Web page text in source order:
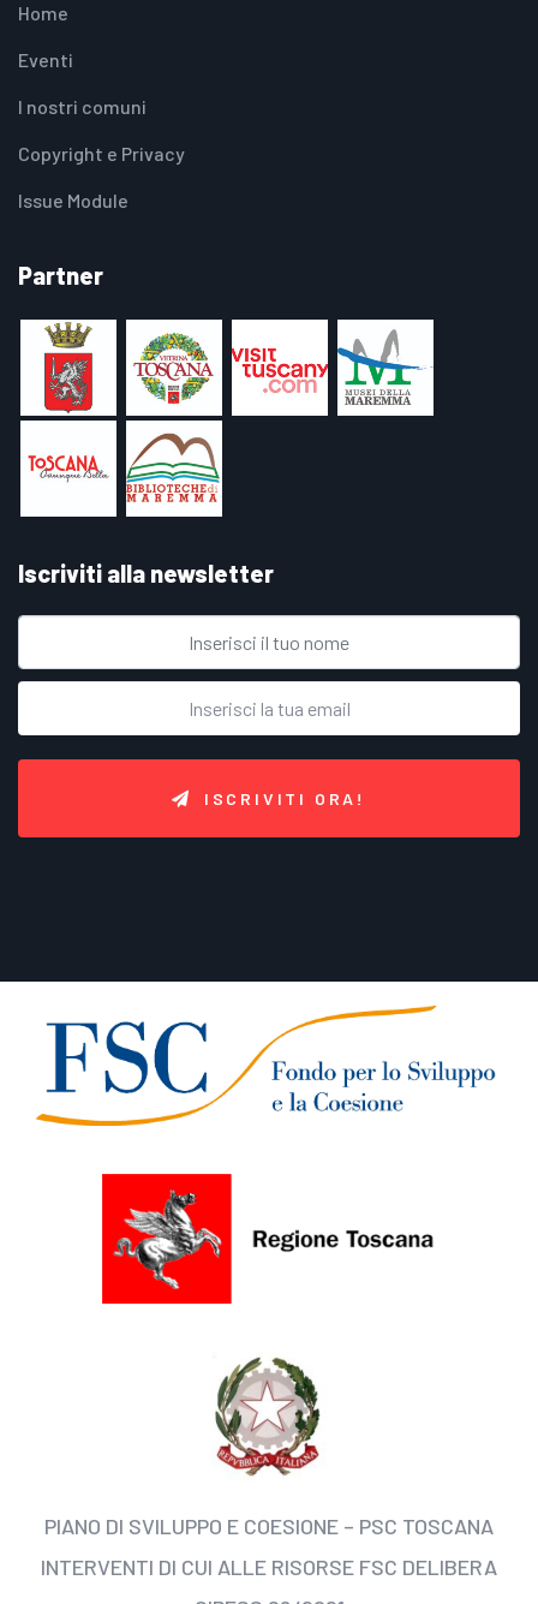
Home
Eventi
I nostri comuni
Copyright e Privacy
Issue Module
Partner
Iscriviti alla newsletter
ISCRIVITI ORA!
PIANO DI SVILUPPO E COESIONE – PSC TOSCANA
INTERVENTI DI CUI ALLE RISORSE FSC DELIBERA